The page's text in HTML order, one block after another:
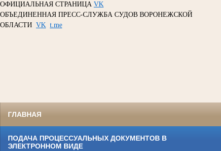
ОФИЦИАЛЬНАЯ СТРАНИЦА VK
ОБЪЕДИНЕННАЯ ПРЕСС-СЛУЖБА СУДОВ ВОРОНЕЖСКОЙ
ОБЛАСТИ VK t.me
ГЛАВНАЯ
ПОДАЧА ПРОЦЕССУАЛЬНЫХ ДОКУМЕНТОВ В
ЭЛЕКТРОННОМ ВИДЕ